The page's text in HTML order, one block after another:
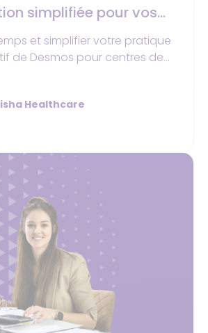
simplifiée pour vos
et simplifier votre pratique
de Desmos pour centres de
Healthcare